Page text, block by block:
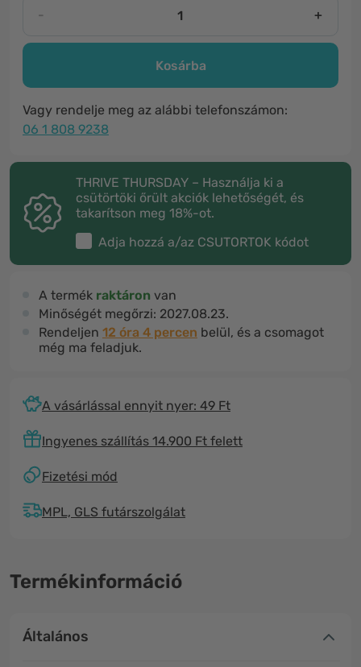
- +
Kosárba
Vagy rendelje meg az alábbi telefonszámon:
06 1 808 9238
THRIVE THURSDAY – Használja ki a
csütörtöki őrült akciók lehetőségét, és
takarítson meg 18%-ot.
Adja hozzá a/az CSUTORTOK kódot
A termék raktáron van
Minőségét megőrzi: 2027.08.23.
Rendeljen 12 óra 4 percen belül, és a csomagot
még ma feladjuk.
A vásárlással ennyit nyer: 49 Ft
Ingyenes szállítás 14.900 Ft felett
Fizetési mód
MPL, GLS futárszolgálat
Termékinformáció
Általános